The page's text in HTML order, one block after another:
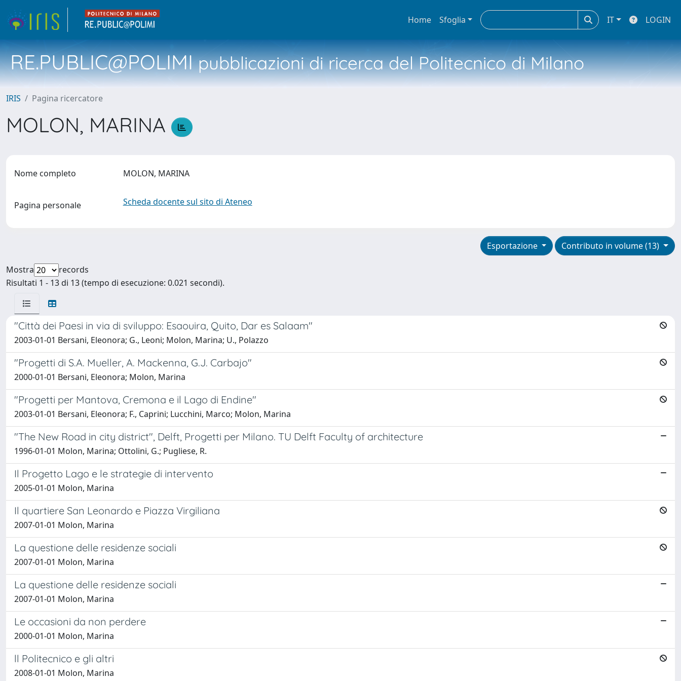
Home Sfoglia IT LOGIN
RE.PUBLIC@POLIMIpubblicazioni di ricerca del Politecnico di Milano
IRIS Pagina ricercatore
MOLON, MARINA
Nome completo MOLON, MARINA
Pagina personale Scheda docente sul sito di Ateneo
Contributo in volume (13)
Esportazione
Mostra
records
Risultati 1 - 13 di 13 (tempo di esecuzione: 0.021 secondi).
"Città dei Paesi in via di sviluppo: Esaouira, Quito, Dar es Salaam"
2003-01-01 Bersani, Eleonora; G., Leoni; Molon, Marina; U., Polazzo
"Progetti di S.A. Mueller, A. Mackenna, G.J. Carbajo"
2000-01-01 Bersani, Eleonora; Molon, Marina
"Progetti per Mantova, Cremona e il Lago di Endine"
2003-01-01 Bersani, Eleonora; F., Caprini; Lucchini, Marco; Molon, Marina
"The New Road in city district", Delft, Progetti per Milano. TU Delft Faculty of architecture
1996-01-01 Molon, Marina; Ottolini, G.; Pugliese, R.
Il Progetto Lago e le strategie di intervento
2005-01-01 Molon, Marina
Il quartiere San Leonardo e Piazza Virgiliana
2007-01-01 Molon, Marina
La questione delle residenze sociali
2007-01-01 Molon, Marina
La questione delle residenze sociali
2007-01-01 Molon, Marina
Le occasioni da non perdere
2000-01-01 Molon, Marina
ll Politecnico e gli altri
2008-01-01 Molon, Marina